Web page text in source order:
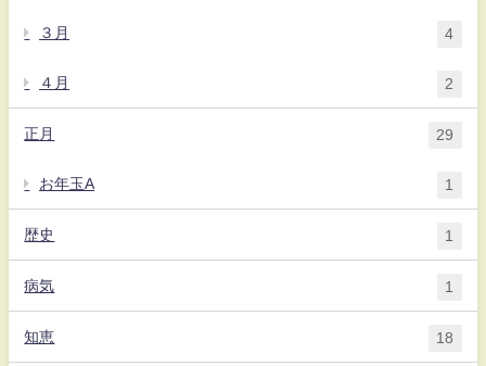
３月 4
４月 2
正月 29
お年玉A 1
歴史 1
病気 1
知恵 18